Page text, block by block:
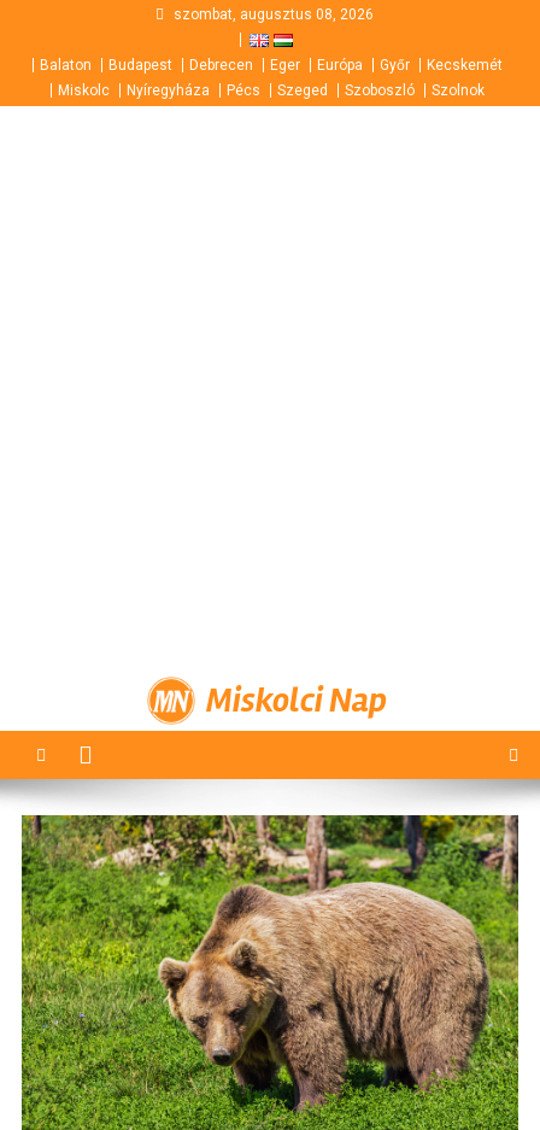
content
szombat, augusztus 08, 2026
Balaton Budapest Debrecen Eger Európa Győr
Kecskemét
Miskolc
Nyíregyháza Pécs Szeged Szoboszló Szolnok
Miskolci Nap